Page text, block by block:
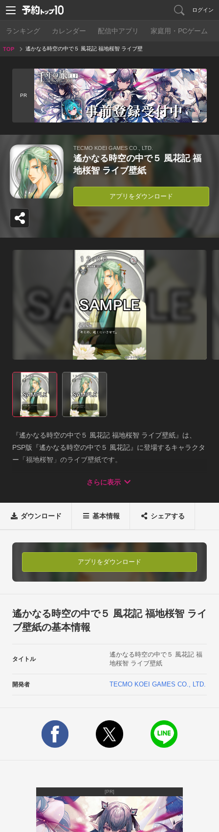
ログイン
ランキング カレンダー 配信中アプリ 家庭用・PCゲーム
TOP
遙かなる時空の中で５ 風花記 福地桜智 ライブ壁
PR
TECMO KOEI GAMES CO., LTD.
遙かなる時空の中で５ 風花記 福
地桜智 ライブ壁紙
アプリをダウンロード
『遙かなる時空の中で５ 風花記 福地桜智 ライブ壁紙』は、
PSP版『遙かなる時空の中で５ 風花記』に登場するキャラクタ
ー「福地桜智」のライブ壁紙です。
表示やゲームBGMの再生など、多彩な機能をご利用いただけま
定できます。
表示できます。セリフは画面のタップでランダムに変化しま
※キャラクターのセリフにボイスはついておりません。
◯ユーザー名設定：入力した名前（最大6文字）を、一部のセ
◯楽曲再生：画面右上のボタンをタップするとゲーム中の楽曲
を聴くことができます。ボタンを再度タップすると停止しま
す。
・遙かなる時空の中で５
・戦
◯効果音再生：端末をシェイクすると効果音を再生できます。
◯時計・アラーム：デジタル時計の表示、アラーム機能を利用
のMobileJOY機能を搭載しています。PSP版『遙かなる時空の
中で５ 風花記』との連携により特典が獲得できます。
※このライブ壁紙のMobileJOYでは「特殊連鎖術」が解禁でき
さらに表示
ダウンロード 基本情報 シェアする
アプリをダウンロード
遙かなる時空の中で５ 風花記 福地桜智 ライ
ブ壁紙の基本情報
タイトル
遙かなる時空の中で５ 風花記 福
地桜智 ライブ壁紙
開発者 TECMO KOEI GAMES CO., LTD.
[PR]